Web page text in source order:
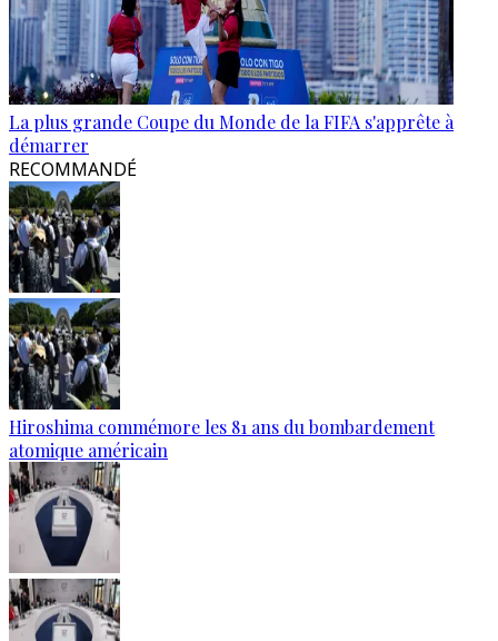
La plus grande Coupe du Monde de la FIFA s'apprête à
démarrer
RECOMMANDÉ
Hiroshima commémore les 81 ans du bombardement
atomique américain